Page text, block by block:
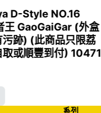
D-Style NO.16
王 GaoGaiGar (外盒
跡) (此商品只限荔
或順豐到付) 10471
系列